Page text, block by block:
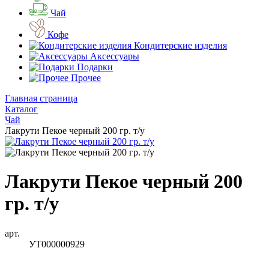
Чай
Кофе
Кондитерские изделия
Аксессуары
Подарки
Прочее
Главная страница
Каталог
Чай
Лакрути Пекое черный 200 гр. т/у
Лакрути Пекое черный 200
гр. т/у
арт.
УТ000000929